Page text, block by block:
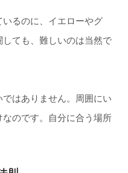
るのに、イエローやグ
ても、難しいのは当然で
はありません。周囲にい
のです。自分に合う場所